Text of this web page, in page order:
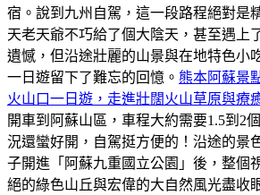
宿。說到九州自駕，這一段路程絕對是
天老天爺不巧給了個大陰天，甚至遇上
遺憾，但沿途壯麗的山景與在地特色小
一日遊留下了難忘的回憶。 熊本阿蘇景
火山口一日遊，走進壯闊火山草原與療
開車到阿蘇山區，車程大約需要1.5到2
況還蠻好開，自駕挺方便的！沿途的景
子開進「阿蘇九重國立公園」後，整個
絕的綠色山丘與宏偉的大自然風光盡收